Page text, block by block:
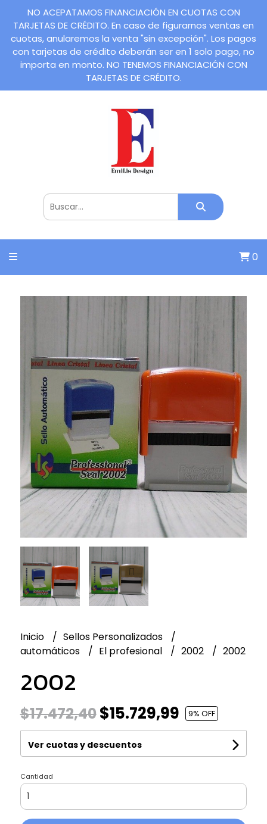
NO ACEPATAMOS FINANCIACIÓN EN CUOTAS CON
TARJETAS DE CRÉDITO. En caso de figurarnos ventas en
cuotas, anularemos la venta "sin excepción". Los pagos
con tarjetas de crédito deberán ser en 1 solo pago, no
importa en monto. NO TENEMOS FINANCIACIÓN CON
TARJETAS DE CRÉDITO.
0
Inicio
Sellos Personalizados
automáticos
El profesional 2002 2002
2002
$17.472,40$15.729,99 9% OFF
Ver cuotas y descuentos
Cantidad